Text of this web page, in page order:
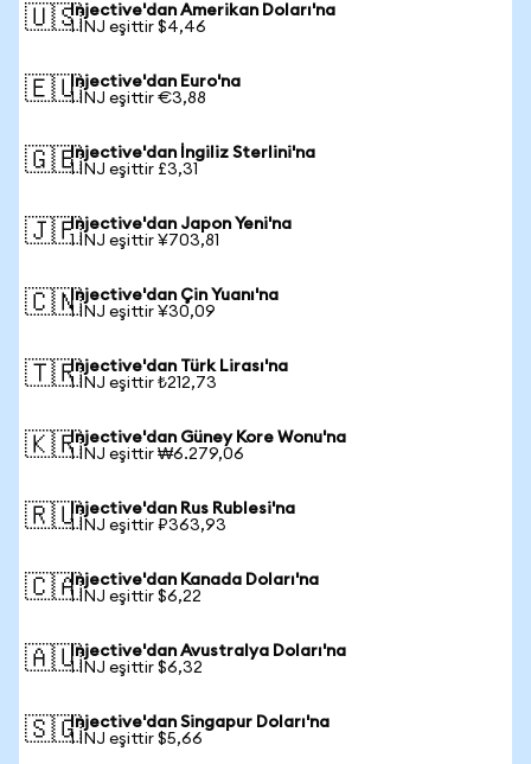
🇺🇸Injective'dan Amerikan Doları'na
1 INJ eşittir $4,46
🇪🇺Injective'dan Euro'na
1 INJ eşittir €3,88
🇬🇧Injective'dan İngiliz Sterlini'na
1 INJ eşittir £3,31
🇯🇵Injective'dan Japon Yeni'na
1 INJ eşittir ¥703,81
🇨🇳Injective'dan Çin Yuanı'na
1 INJ eşittir ¥30,09
🇹🇷Injective'dan Türk Lirası'na
1 INJ eşittir ₺212,73
🇰🇷Injective'dan Güney Kore Wonu'na
1 INJ eşittir ₩6.279,06
🇷🇺Injective'dan Rus Rublesi'na
1 INJ eşittir ₽363,93
🇨🇦Injective'dan Kanada Doları'na
1 INJ eşittir $6,22
🇦🇺Injective'dan Avustralya Doları'na
1 INJ eşittir $6,32
🇸🇬Injective'dan Singapur Doları'na
1 INJ eşittir $5,66